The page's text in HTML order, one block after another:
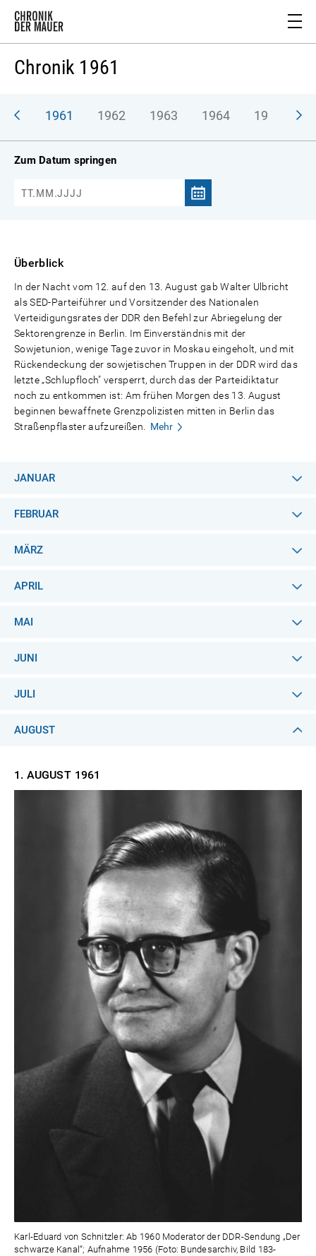
Chronik 1961
1961 1962 1963 1964 1965
Zum Datum springen
Überblick
In der Nacht vom 12. auf den 13. August gab Walter Ulbricht
als SED-Parteiführer und Vorsitzender des Nationalen
Verteidigungsrates der DDR den Befehl zur Abriegelung der
Sektorengrenze in Berlin. Im Einverständnis mit der
Sowjetunion, wenige Tage zuvor in Moskau eingeholt, und mit
Rückendeckung der sowjetischen Truppen in der DDR wird das
letzte „Schlupfloch" versperrt, durch das der Parteidiktatur
noch zu entkommen ist: Am frühen Morgen des 13. August
beginnen bewaffnete Grenzpolizisten mitten in Berlin das
Straßenpflaster aufzureißen.
Mehr
JANUAR
FEBRUAR
MÄRZ
APRIL
MAI
JUNI
JULI
AUGUST
1. AUGUST 1961
Karl-Eduard von Schnitzler: Ab 1960 Moderator der DDR-Sendung „Der
schwarze Kanal“; Aufnahme 1956 (Foto: Bundesarchiv, Bild 183-